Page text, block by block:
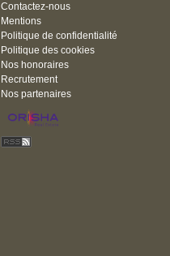
Contactez-nous
Mentions
Politique de confidentialité
Politique des cookies
Nos honoraires
Recrutement
Nos partenaires